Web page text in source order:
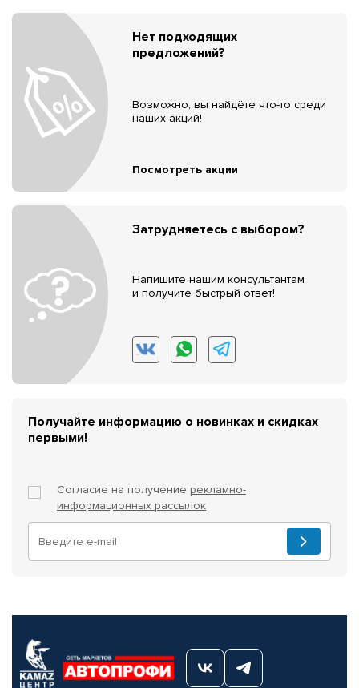
Нет подходящих
предложений?
Возможно, вы найдёте что-то среди
наших акций!
Посмотреть акции
Затрудняетесь с выбором?
Напишите нашим консультантам
и получите быстрый ответ!
Получайте информацию о новинках и скидках
первыми!
Согласие на получение рекламно-
информационных рассылок